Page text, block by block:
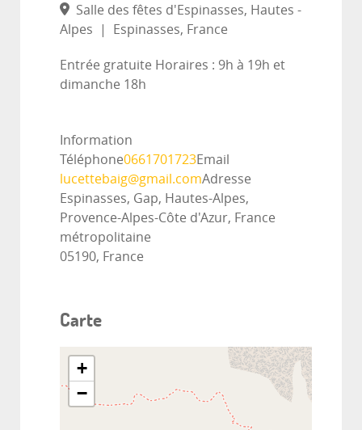
Salle des fêtes d'Espinasses, Hautes -
Alpes
| Espinasses, France
Entrée gratuite Horaires : 9h à 19h et
dimanche 18h
Information
Téléphone0661701723Email
lucettebaig@gmail.comAdresse
Espinasses, Gap, Hautes-Alpes,
Provence-Alpes-Côte d'Azur, France
métropolitaine
05190, France
Carte
+
−